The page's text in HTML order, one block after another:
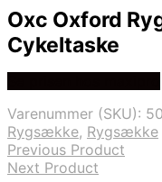
Oxc Oxford
Cykeltaske
Varenummer (SKU):
Rygsække, Rygsække
Previous Product
Next Product